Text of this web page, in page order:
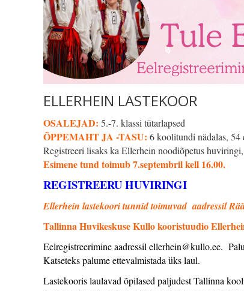
ELLERHEIN LASTEKOOR
OSALEJAD: 5.-7. klassi tütarlapsed
ÕPPEMAHT JA -TASU: 6 koolitundi nädalas, 54
Registreeri lisaks ka Ellerhein noodiõpetus
Esimene tund toimub 7.septembril kell 16.00.
REGISTREERU HUVIRINGI
Ellerhein lastekoori tunnid toimuvad aadressil
Tallinna Huvikeskuse Kullo kooristuudio
Eelregistreerimine aadressilellerhein@kullo.ee.
Katseteks palume ettevalmistada üks laul.
Lastekooris laulavad õpilased paljudest Tallinna